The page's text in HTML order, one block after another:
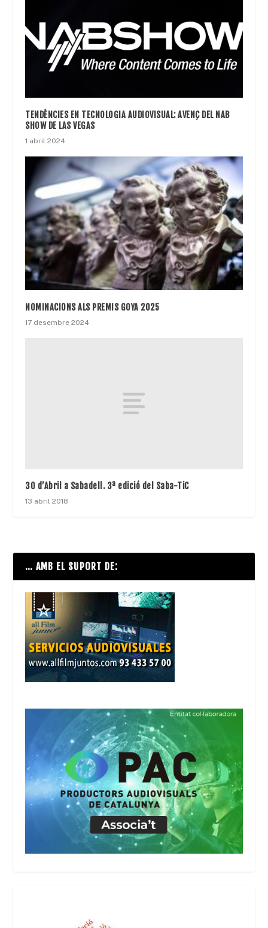
TENDÈNCIES EN TECNOLOGIA AUDIOVISUAL: AVENÇ DEL NAB
SHOW DE LAS VEGAS
1 abril 2024
NOMINACIONS ALS PREMIS GOYA 2025
17 desembre 2024
30 d’Abril a Sabadell. 3ª edició del Saba-TiC
13 abril 2018
… AMB EL SUPORT DE: